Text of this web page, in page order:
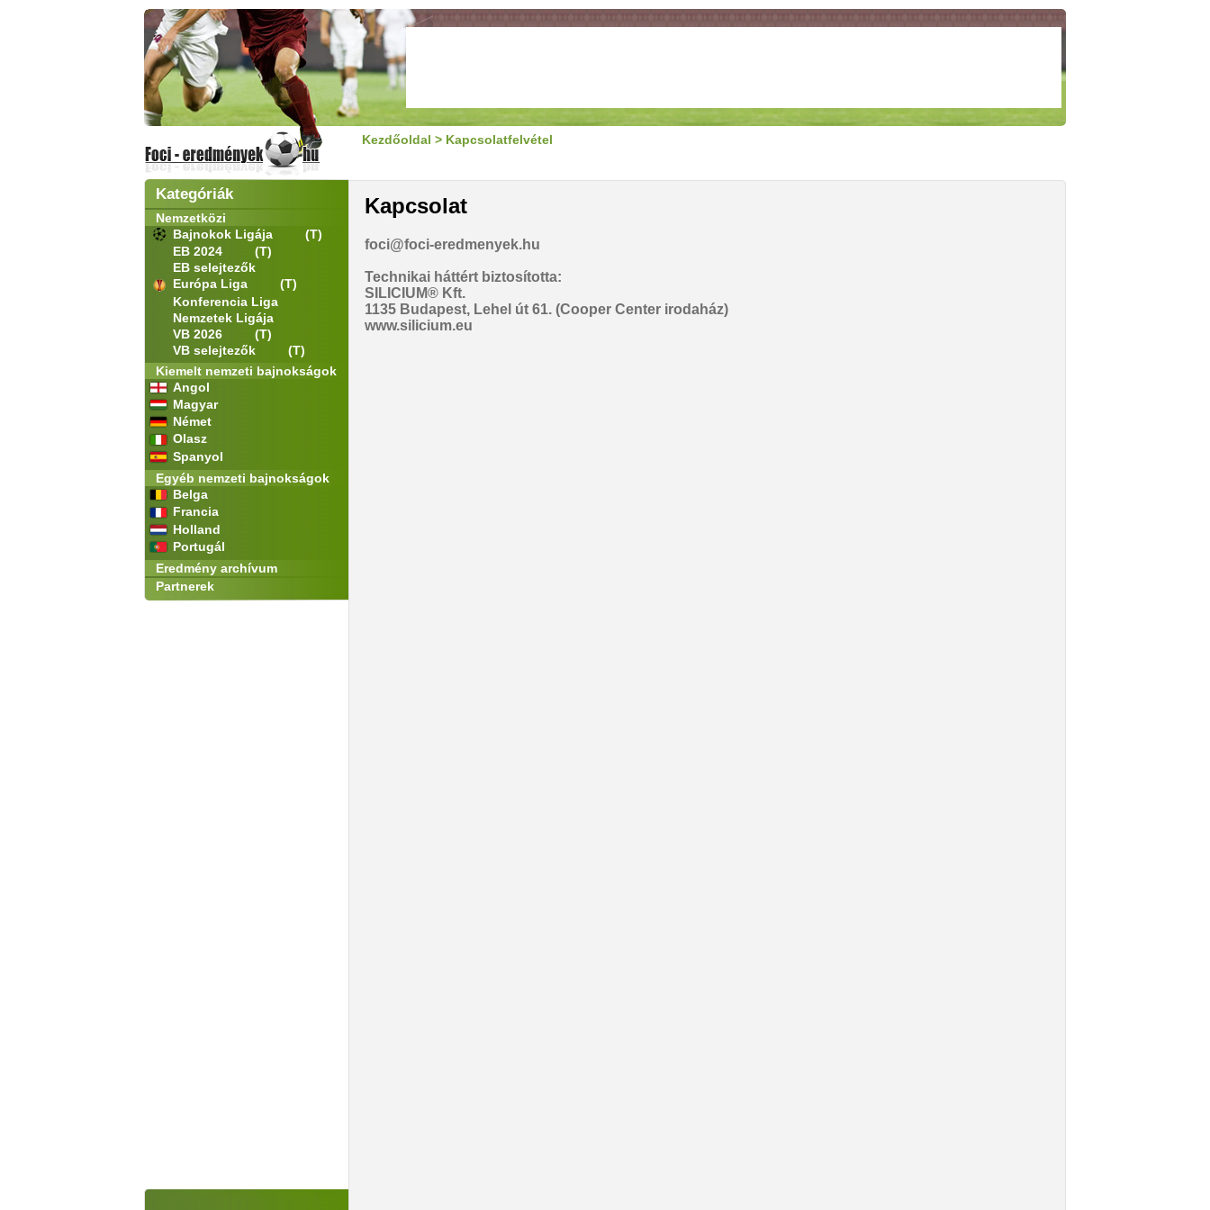
Kategóriák
Nemzetközi
Bajnokok Ligája
(T)
EB 2024
(T)
EB selejtezők
Európa Liga
(T)
Konferencia Liga
Nemzetek Ligája
VB 2026
(T)
VB selejtezők
(T)
Kiemelt nemzeti bajnokságok
Angol
Magyar
Német
Olasz
Spanyol
Egyéb nemzeti bajnokságok
Belga
Francia
Holland
Portugál
Eredmény archívum
Partnerek
Kezdőoldal > Kapcsolatfelvétel
Kapcsolat
foci@foci-eredmenyek.hu
Technikai háttért biztosította:
SILICIUM® Kft.
1135 Budapest, Lehel út 61. (Cooper Center irodaház)
www.silicium.eu